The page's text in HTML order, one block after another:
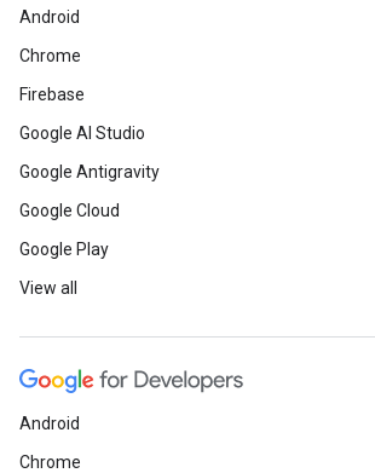
Android
Chrome
Firebase
Google AI Studio
Google Antigravity
Google Cloud
Google Play
View all
Android
Chrome